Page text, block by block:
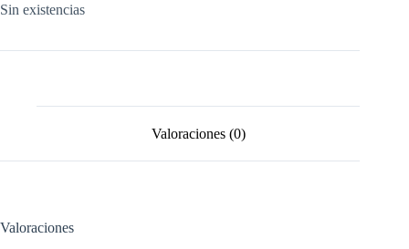
Sin existencias
Valoraciones (0)
Valoraciones